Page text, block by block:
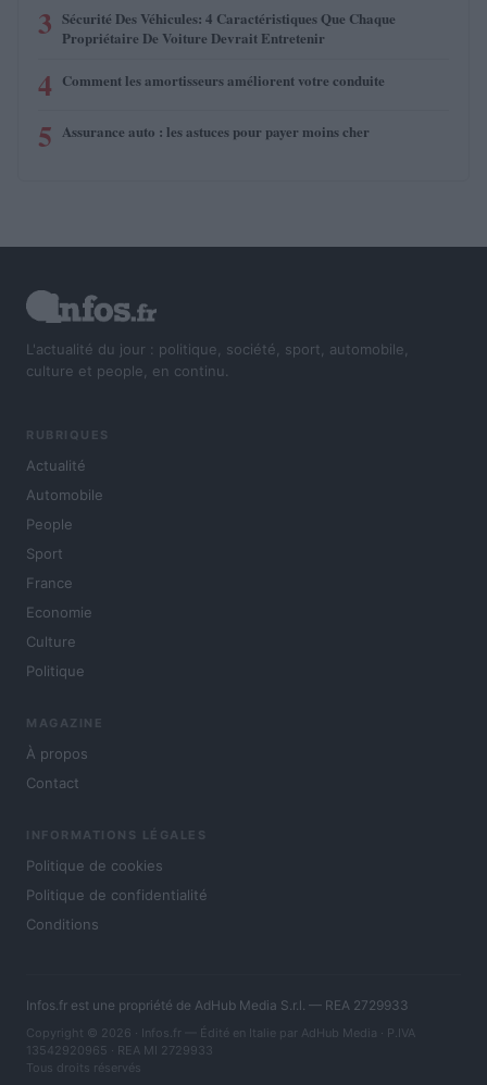
3 Sécurité Des Véhicules: 4 Caractéristiques Que Chaque
Propriétaire De Voiture Devrait Entretenir
4 Comment les amortisseurs améliorent votre conduite
5 Assurance auto : les astuces pour payer moins cher
L'actualité du jour : politique, société, sport, automobile,
culture et people, en continu.
RUBRIQUES
Actualité
Automobile
People
Sport
France
Economie
Culture
Politique
MAGAZINE
À propos
Contact
INFORMATIONS LÉGALES
Politique de cookies
Politique de confidentialité
Conditions
Infos.fr est une propriété de AdHub Media S.r.l. — REA 2729933
Copyright © 2026 · Infos.fr — Édité en Italie par AdHub Media · P.IVA
13542920965 · REA MI 2729933
Tous droits réservés